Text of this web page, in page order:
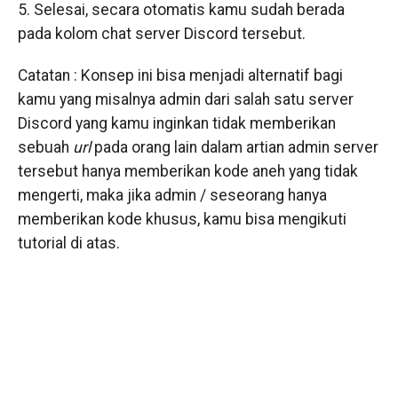
5. Selesai, secara otomatis kamu sudah berada
pada kolom chat server Discord tersebut.
Catatan : Konsep ini bisa menjadi alternatif bagi
kamu yang misalnya admin dari salah satu server
Discord yang kamu inginkan tidak memberikan
sebuah urlpada orang lain dalam artian admin server
tersebut hanya memberikan kode aneh yang tidak
mengerti, maka jika admin / seseorang hanya
memberikan kode khusus, kamu bisa mengikuti
tutorial di atas.